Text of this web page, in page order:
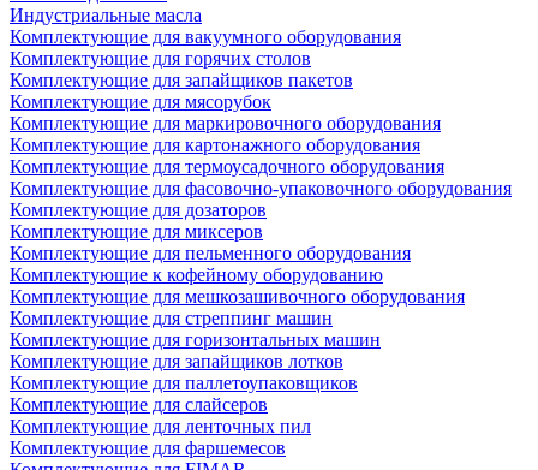
Индустриальные масла
Комплектующие для вакуумного оборудования
Комплектующие для горячих столов
Комплектующие для запайщиков пакетов
Комплектующие для мясорубок
Комплектующие для маркировочного оборудования
Комплектующие для картонажного оборудования
Комплектующие для термоусадочного оборудования
Комплектующие для фасовочно-упаковочного оборудования
Комплектующие для дозаторов
Комплектующие для миксеров
Комплектующие для пельменного оборудования
Комплектующие к кофейному оборудованию
Комплектующие для мешкозашивочного оборудования
Комплектующие для стреппинг машин
Комплектующие для горизонтальных машин
Комплектующие для запайщиков лотков
Комплектующие для паллетоупаковщиков
Комплектующие для слайсеров
Комплектующие для ленточных пил
Комплектующие для фаршемесов